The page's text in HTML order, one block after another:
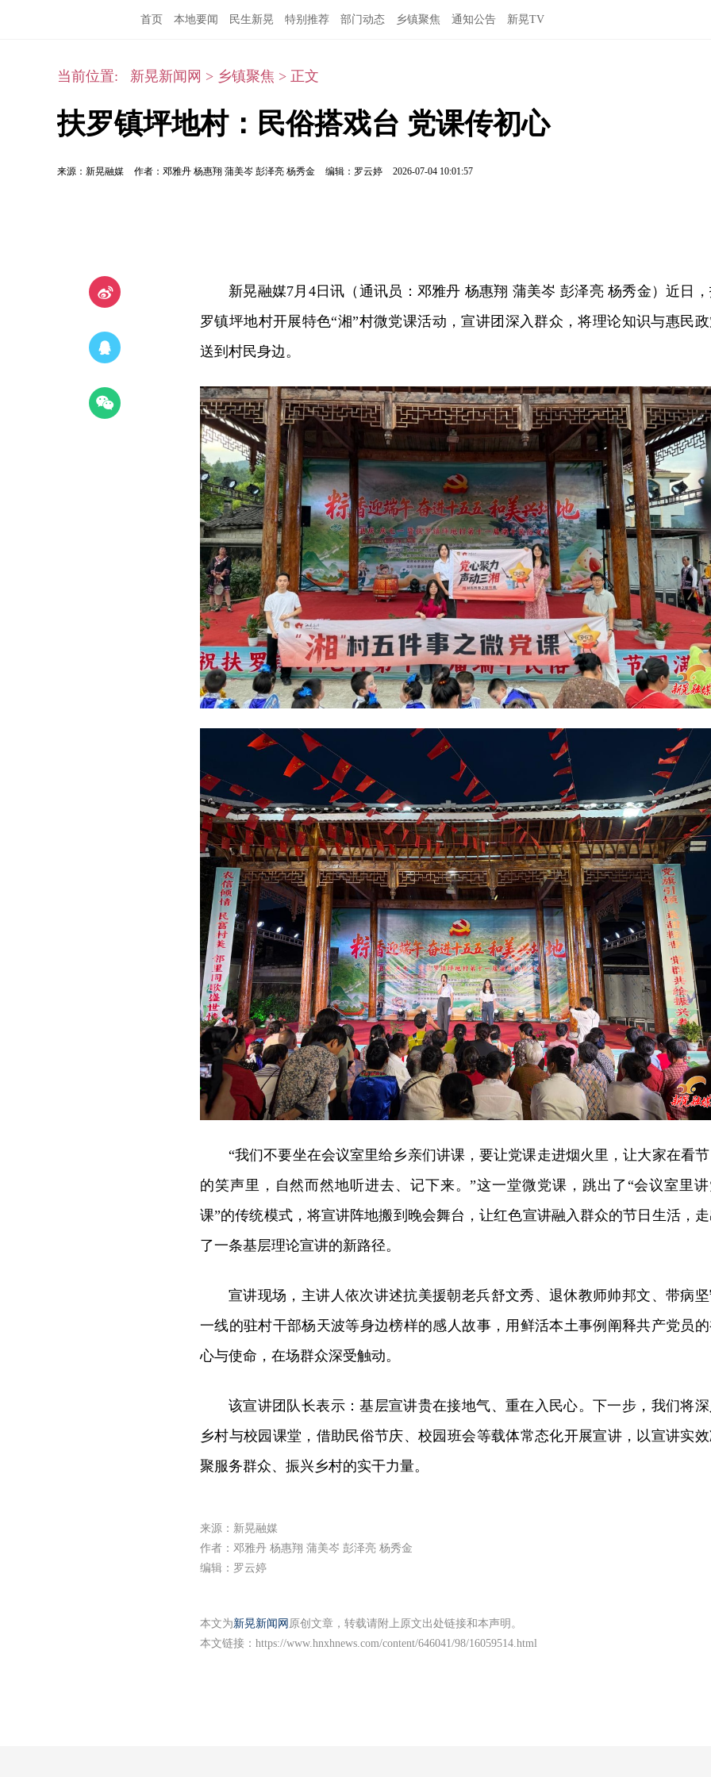
首页 本地要闻 民生新晃 特别推荐 部门动态 乡镇聚焦 通知公告 新晃TV
当前位置: 新晃新闻网 > 乡镇聚焦 > 正文
扶罗镇坪地村：民俗搭戏台 党课传初心
来源：新晃融媒 作者：邓雅丹 杨惠翔 蒲美岑 彭泽亮 杨秀金 编辑：罗云婷 2026-07-04 10:01:57
新晃融媒7月4日讯（通讯员：邓雅丹 杨惠翔 蒲美岑 彭泽亮 杨秀金）近日
罗镇坪地村开展特色“湘”村微党课活动，宣讲团深入群众，将理论知识与惠民
送到村民身边。
“我们不要坐在会议室里给乡亲们讲课，要让党课走进烟火里，让大家在看
的笑声里，自然而然地听进去、记下来。”这一堂微党课，跳出了“会议室里
课”的传统模式，将宣讲阵地搬到晚会舞台，让红色宣讲融入群众的节日生活，
了一条基层理论宣讲的新路径。
宣讲现场，主讲人依次讲述抗美援朝老兵舒文秀、退休教师帅邦文、带病
一线的驻村干部杨天波等身边榜样的感人故事，用鲜活本土事例阐释共产党员
心与使命，在场群众深受触动。
该宣讲团队长表示：基层宣讲贵在接地气、重在入民心。下一步，我们将
乡村与校园课堂，借助民俗节庆、校园班会等载体常态化开展宣讲，以宣讲实
聚服务群众、振兴乡村的实干力量。
来源：新晃融媒
作者：邓雅丹 杨惠翔 蒲美岑 彭泽亮 杨秀金
编辑：罗云婷
本文为新晃新闻网 原创文章，转载请附上原文出处链接和本声明。
本文链接： https://www.hnxhnews.com/content/646041/98/16059514.html